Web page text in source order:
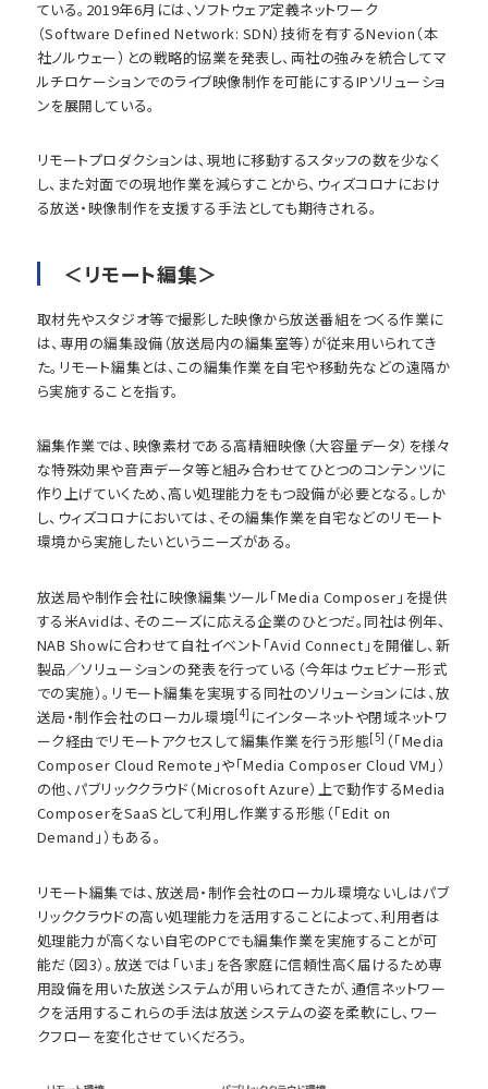
ている。2019年6月には、ソフトウェア定義ネットワーク
（Software Defined Network: SDN）技術を有するNevion（本
社ノルウェー）との戦略的協業を発表し、両社の強みを統合してマ
ルチロケーションでのライブ映像制作を可能にするIPソリューショ
ンを展開している。
リモートプロダクションは、現地に移動するスタッフの数を少なく
し、また対面での現地作業を減らすことから、ウィズコロナにおけ
る放送・映像制作を支援する手法としても期待される。
＜リモート編集＞
取材先やスタジオ等で撮影した映像から放送番組をつくる作業に
は、専用の編集設備（放送局内の編集室等）が従来用いられてき
た。リモート編集とは、この編集作業を自宅や移動先などの遠隔か
ら実施することを指す。
編集作業では、映像素材である高精細映像（大容量データ）を様々
な特殊効果や音声データ等と組み合わせてひとつのコンテンツに
作り上げていくため、高い処理能力をもつ設備が必要となる。しか
し、ウィズコロナにおいては、その編集作業を自宅などのリモート
環境から実施したいというニーズがある。
放送局や制作会社に映像編集ツール「Media Composer」を提供
する米Avidは、そのニーズに応える企業のひとつだ。同社は例年、
NAB Showに合わせて自社イベント「Avid Connect」を開催し、新
製品／ソリューションの発表を行っている（今年はウェビナー形式
での実施）。リモート編集を実現する同社のソリューションには、放
送局・制作会社のローカル環境[4] にインターネットや閉域ネットワ
ーク経由でリモートアクセスして編集作業を行う形態[5] （「Media
Composer Cloud Remote」や「Media Composer Cloud VM」）
の他、パブリッククラウド（Microsoft Azure）上で動作するMedia
ComposerをSaaSとして利用し作業する形態（「Edit on
Demand」）もある。
リモート編集では、放送局・制作会社のローカル環境ないしはパブ
リッククラウドの高い処理能力を活用することによって、利用者は
処理能力が高くない自宅のPCでも編集作業を実施することが可
能だ（図3）。放送では「いま」を各家庭に信頼性高く届けるため専
用設備を用いた放送システムが用いられてきたが、通信ネットワー
クを活用するこれらの手法は放送システムの姿を柔軟にし、ワー
クフローを変化させていくだろう。